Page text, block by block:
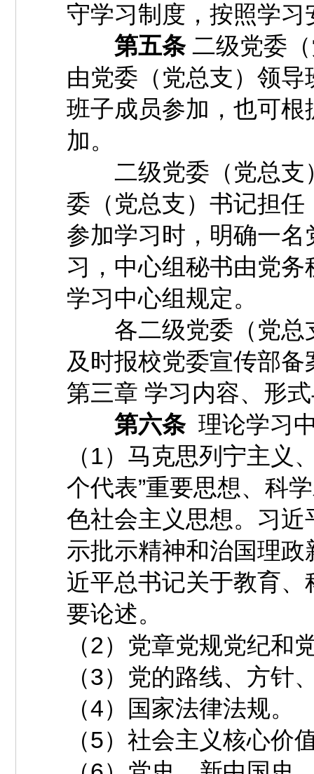
守学习制度，按照学
第五条二级党委
由党委（党总支）领
班子成员参加，也可
加。
二级党委（党总支
委（党总支）书记担
参加学习时，明确一
习，中心组秘书由党
学习中心组规定。
各二级党委（党总
及时报校党委宣传部备
第三章 学习内容、形
第六条理论学习
（1）马克思列宁主义
个代表”重要思想、科
色社会主义思想。习
示批示精神和治国理
近平总书记关于教育、
要论述。
（2）党章党规党纪和
（3）党的路线、方针
（4）国家法律法规。
（5）社会主义核心价